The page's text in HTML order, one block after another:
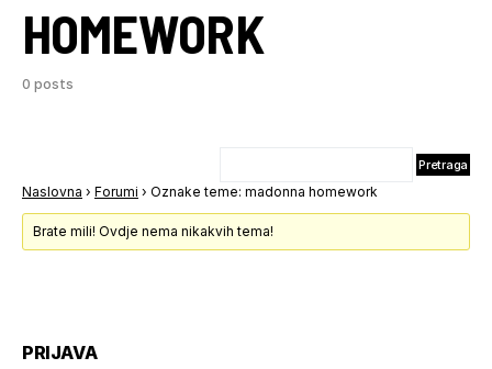
HOMEWORK
0 posts
Naslovna › Forumi › Oznake teme: madonna homework
Brate mili! Ovdje nema nikakvih tema!
PRIJAVA